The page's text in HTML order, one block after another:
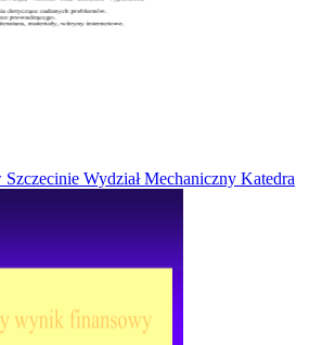
Wydział Mechaniczny Katedra